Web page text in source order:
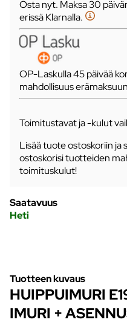
Osta nyt. Maksa 30
erissä Klarnalla.
OP-Laskulla 45 päivää
mahdollisuus
Toimitustavat ja -kulut
Lisää tuote ostoskoriin ja
ostoskorisi tuotteiden
toimituskulut!
Saatavuus
Heti
Tuotteen kuvaus
HUIPPUIMURI
IMURI +